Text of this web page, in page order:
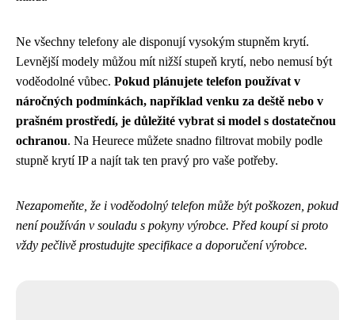
Ne všechny telefony ale disponují vysokým stupněm krytí.
Levnější modely můžou mít nižší stupeň krytí, nebo nemusí být
voděodolné vůbec. Pokud plánujete telefon používat v
náročných podmínkách, například venku za deště nebo v
prašném prostředí, je důležité vybrat si model s dostatečnou
ochranou. Na Heurece můžete snadno filtrovat mobily podle
stupně krytí IP a najít tak ten pravý pro vaše potřeby.
Nezapomeňte, že i voděodolný telefon může být poškozen, pokud
není používán v souladu s pokyny výrobce. Před koupí si proto
vždy pečlivě prostudujte specifikace a doporučení výrobce.